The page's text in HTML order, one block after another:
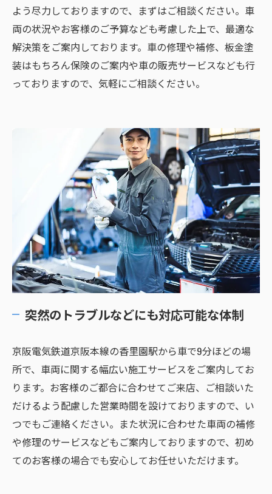
よう尽力しておりますので、まずはご相談ください。車
両の状況やお客様のご予算なども考慮した上で、最適な
解決策をご案内しております。車の修理や補修、板金塗
装はもちろん保険のご案内や車の販売サービスなども行
っておりますので、気軽にご相談ください。
突然のトラブルなどにも対応可能な体制
京阪電気鉄道京阪本線の香里園駅から車で9分ほどの場
所で、車両に関する幅広い施工サービスをご案内してお
ります。お客様のご都合に合わせてご来店、ご相談いた
だけるよう配慮した営業時間を設けておりますので、い
つでもご連絡ください。また状況に合わせた車両の補修
や修理のサービスなどもご案内しておりますので、初め
てのお客様の場合でも安心してお任せいただけます。